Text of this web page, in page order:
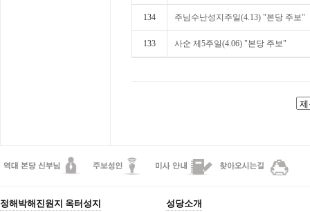
134 주님수난성지주일(4.13) "본당 주보"
133 사순 제5주일(4.06) "본당 주보"
정해박해진원지 옥터성지 성당소개